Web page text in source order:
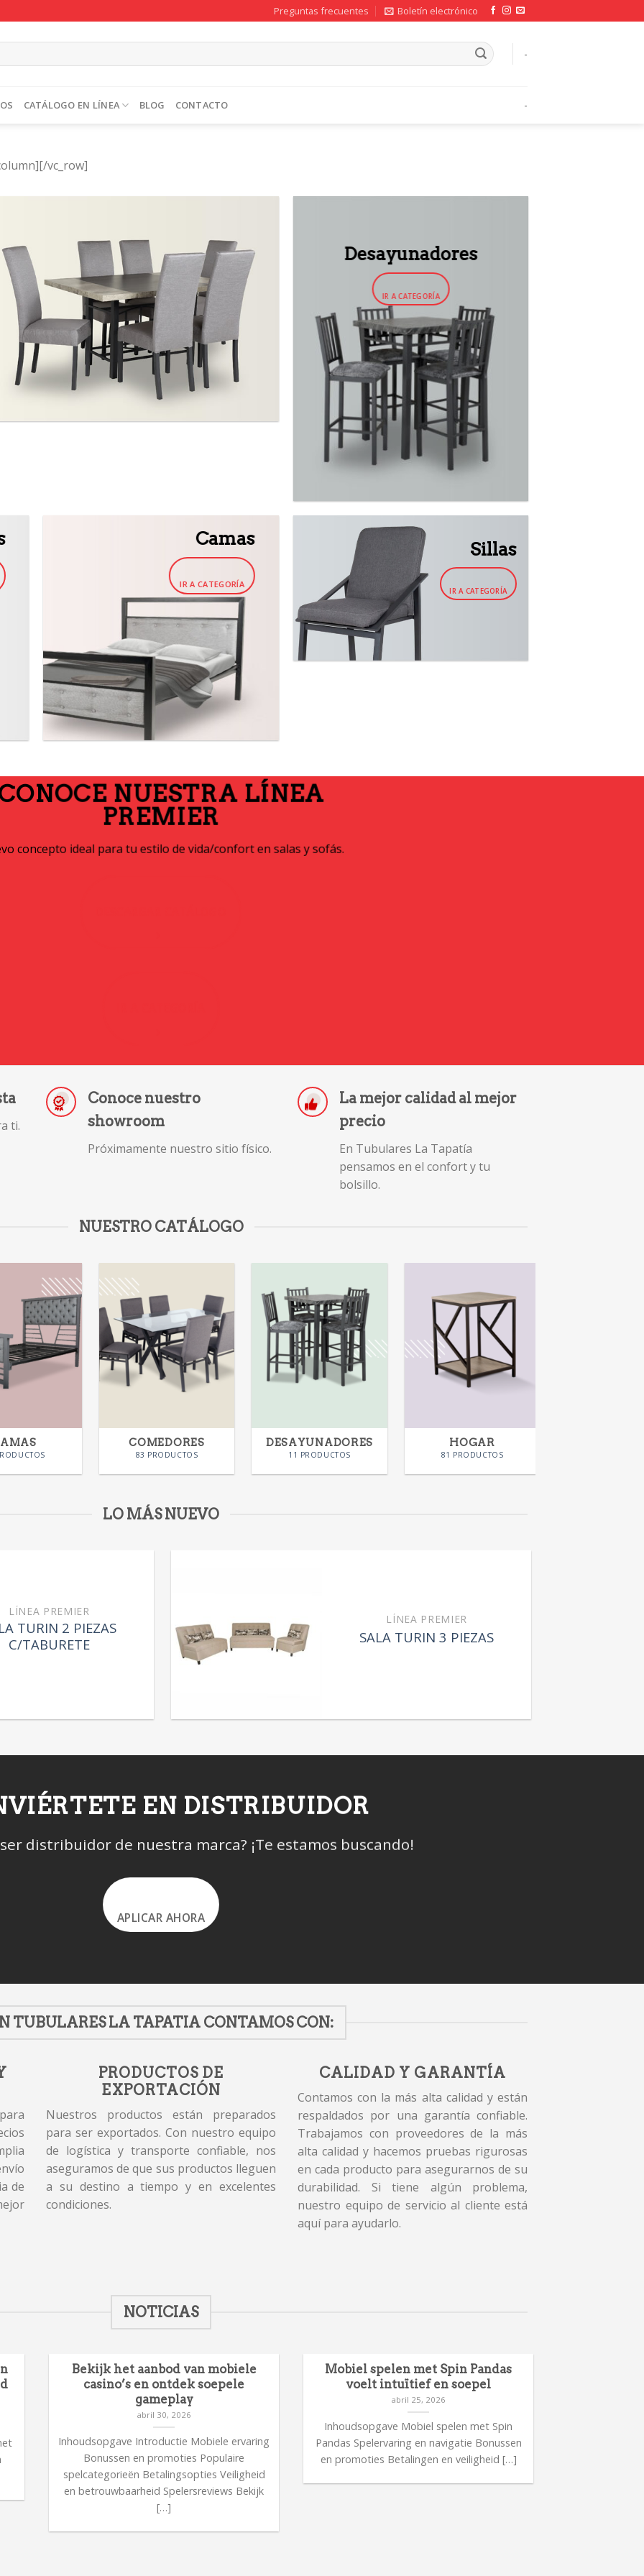
Preguntas frecuentes Boletín electrónico
-
CATÁLOGO EN LÍNEA BLOG CONTACTO -
vc_row]
Desayunadores
IR A CATEGORÍA
Camas
IR A CATEGORÍA
Sillas
IR A CATEGORÍA
NUESTRA LÍNEA
PREMIER
concepto ideal para tu estilo de vida/confort en salas y sofás.
ti.
Conoce nuestro
showroom
Próximamente nuestro sitio físico.
La mejor calidad al mejor
precio
En Tubulares La Tapatía
pensamos en el confort y tu
bolsillo.
NUESTRO CATÁLOGO
COMEDORES
83 PRODUCTOS
DESAYUNADORES
11 PRODUCTOS
HOGAR
81 PRODUCTOS
LO MÁS NUEVO
LÍNEA PREMIER
TURIN 2 PIEZAS
C/TABURETE
LÍNEA PREMIER
SALA TURIN 3 PIEZAS
EN DISTRIBUIDOR
distribuidor de nuestra marca? ¡Te estamos buscando!
APLICAR AHORA
TUBULARES LA TAPATIA CONTAMOS CON:
de
PRODUCTOS DE
EXPORTACIÓN
Nuestros productos están preparados
para ser exportados. Con nuestro equipo
de logística y transporte confiable, nos
aseguramos de que sus productos lleguen
a su destino a tiempo y en excelentes
condiciones.
CALIDAD Y GARANTÍA
Contamos con la más alta calidad y están
respaldados por una garantía confiable.
Trabajamos con proveedores de la más
alta calidad y hacemos pruebas rigurosas
en cada producto para asegurarnos de su
durabilidad. Si tiene algún problema,
nuestro equipo de servicio al cliente está
aquí para ayudarlo.
NOTICIAS
Bekijk het aanbod van mobiele
casino’s en ontdek soepele
gameplay
abril 30, 2026
Inhoudsopgave Introductie Mobiele ervaring
Bonussen en promoties Populaire
spelcategorieën Betalingsopties Veiligheid
en betrouwbaarheid Spelersreviews Bekijk
[…]
Mobiel spelen met Spin Pandas
voelt intuïtief en soepel
abril 25, 2026
Inhoudsopgave Mobiel spelen met Spin
Pandas Spelervaring en navigatie Bonussen
en promoties Betalingen en veiligheid […]